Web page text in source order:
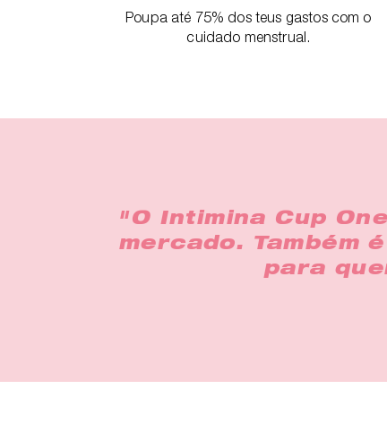
Poupa até 75% dos teus gastos com o
cuidado menstrual.
"O Intimina Cup
mercado. Também
para